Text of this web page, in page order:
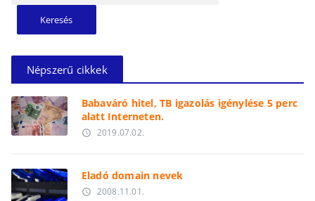
Népszerű cikkek
Babaváró hitel, TB igazolás igénylése 5 perc
alatt Interneten.
access_time 2019.07.02.
Eladó domain nevek
access_time 2008.11.01.